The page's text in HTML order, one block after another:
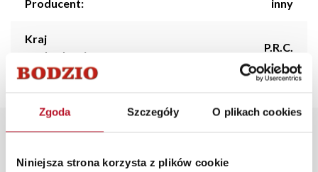
Zgoda Szczegóły O plikach cookies
Niniejsza strona korzysta z plików cookie
Producent: inny
Kraj
pochodzenia:
P.R.C.
Opis produktu